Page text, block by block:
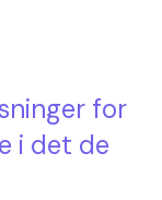
for
i det de